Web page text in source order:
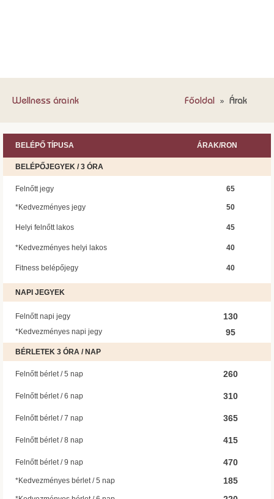
Wellness áraink Főoldal » Árak
BELÉPŐ TÍPUSA ÁRAK/RON
BELÉPŐJEGYEK / 3 ÓRA
Felnőtt jegy 65
*Kedvezményes jegy 50
Helyi felnőtt lakos 45
*Kedvezményes helyi lakos 40
Fitness belépőjegy 40
NAPI JEGYEK
Felnőtt napi jegy 130
*Kedvezményes napi jegy 95
BÉRLETEK 3 ÓRA / NAP
Felnőtt bérlet / 5 nap 260
Felnőtt bérlet / 6 nap 310
Felnőtt bérlet / 7 nap 365
Felnőtt bérlet / 8 nap 415
Felnőtt bérlet / 9 nap 470
*Kedvezményes bérlet / 5 nap 185